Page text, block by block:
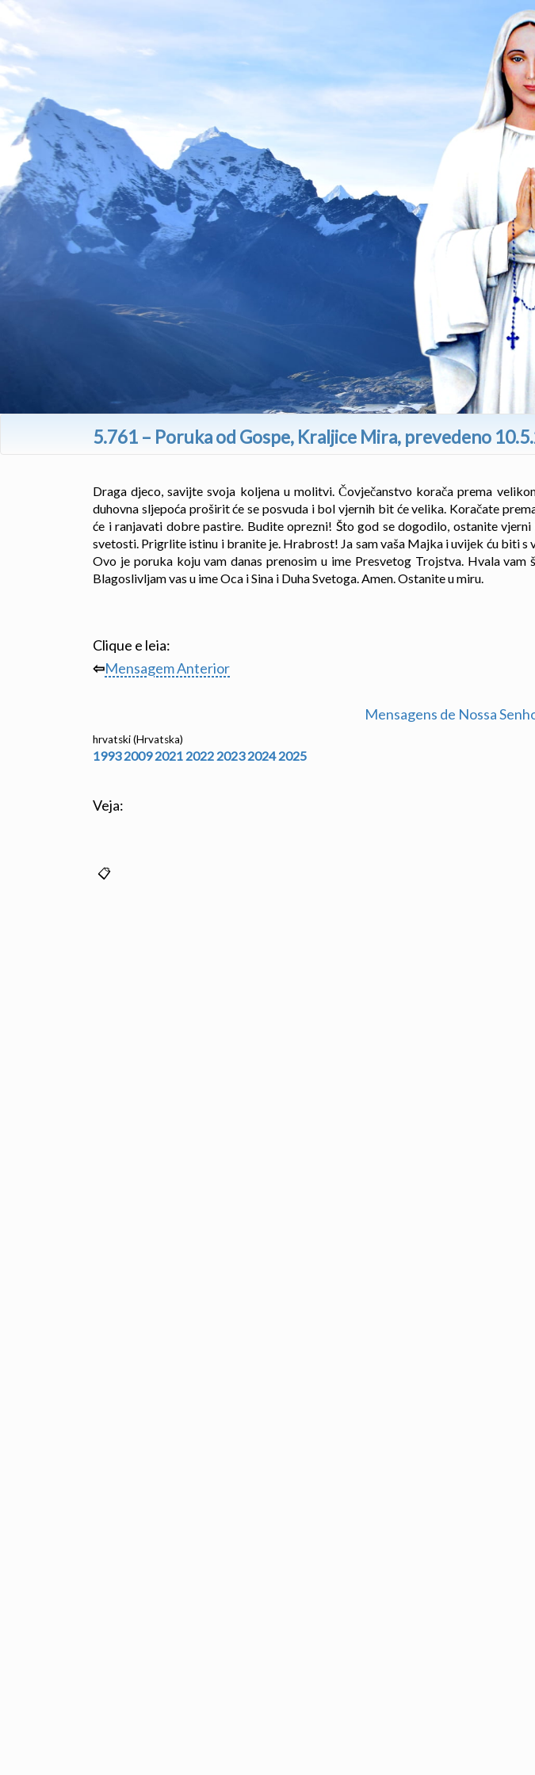
5.761 – Poruka od Gospe, Kraljice Mira, prevedeno
Draga djeco, savijte svoja koljena u molitvi. Čovječanstvo korača prema
duhovna sljepoća proširit će se posvuda i bol vjernih bit će velika. Koračate
će i ranjavati dobre pastire. Budite oprezni! Što god se dogodilo, ostanite
svetosti. Prigrlite istinu i branite je. Hrabrost! Ja sam vaša Majka i uvijek ću biti s
Ovo je poruka koju vam danas prenosim u ime Presvetog Trojstva. Hvala
Blagoslivljam vas u ime Oca i Sina i Duha Svetoga. Amen. Ostanite u miru.
Clique e leia:
⇦Mensagem Anterior
Mensagens de Nossa
hrvatski (Hrvatska)
1993 2009 2021 2022 2023 2024 2025
Veja: